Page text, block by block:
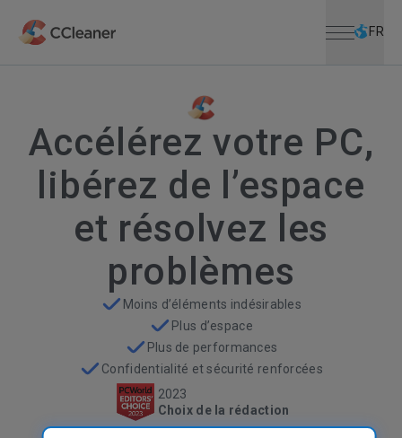
FR
Accélérez votre PC,
libérez de l’espace
et résolvez les
problèmes
Moins d’éléments indésirables
Plus d’espace
Plus de performances
Confidentialité et sécurité renforcées
2023
Choix de la rédaction